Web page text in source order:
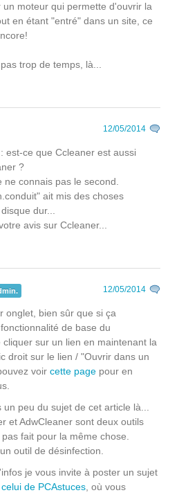
moteur qui permette d'ouvrir la
en étant "entré" dans un site, ce
trop de temps, là...
12/05/2014
est-ce que Ccleaner est aussi
?
ne connais pas le second.
ait mis des choses
dur...
avis sur Ccleaner...
12/05/2014
onglet, bien sûr que si ça
de base du
cliquer sur un lien en maintenant la
droit sur le lien / "Ouvrir dans un
voir cette page pour en
un peu du sujet de cet article là...
et AdwCleaner sont deux outils
fait pour la même chose.
outil de désinfection.
je vous invite à poster un sujet
celui de PCAstuces, où vous